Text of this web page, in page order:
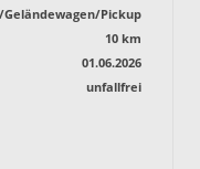
Geländewagen/Pickup
10 km
01.06.2026
unfallfrei